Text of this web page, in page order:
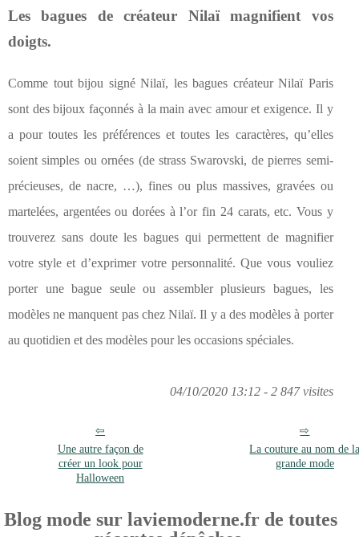
Les bagues de créateur Nilaï magnifient vos
doigts.
Comme tout bijou signé Nilaï, les bagues créateur Nilaï Paris
sont des bijoux façonnés à la main avec amour et exigence. Il y
a pour toutes les préférences et toutes les caractères, qu’elles
soient simples ou ornées (de strass Swarovski, de pierres semi-
précieuses, de nacre, …), fines ou plus massives, gravées ou
martelées, argentées ou dorées à l’or fin 24 carats, etc. Vous y
trouverez sans doute les bagues qui permettent de magnifier
votre style et d’exprimer votre personnalité. Que vous vouliez
porter une bague seule ou assembler plusieurs bagues, les
modèles ne manquent pas chez Nilaï. Il y a des modèles à porter
au quotidien et des modèles pour les occasions spéciales.
04/10/2020 13:12 - 2 847 visites
Une autre façon de
créer un look pour
Halloween
La couture au nom de
grande mode
Blog mode sur laviemoderne.fr de toutes